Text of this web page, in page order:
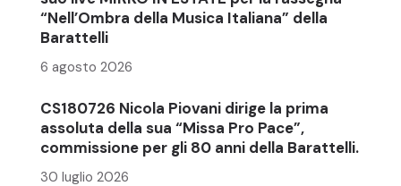
“Nell’Ombra della Musica Italiana” della
Barattelli
6 agosto 2026
CS180726 Nicola Piovani dirige la prima
assoluta della sua “Missa Pro Pace”,
commissione per gli 80 anni della Barattelli.
30 luglio 2026